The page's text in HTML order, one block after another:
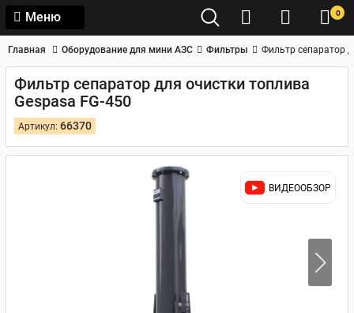
Меню 0
Главная Оборудование для мини АЗС Фильтры Фильтр сепаратор
Фильтр сепаратор для очистки топлива
Gespasa FG-450
Артикул: 66370
ВИДЕООБЗОР